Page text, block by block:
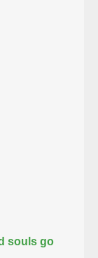
souls go